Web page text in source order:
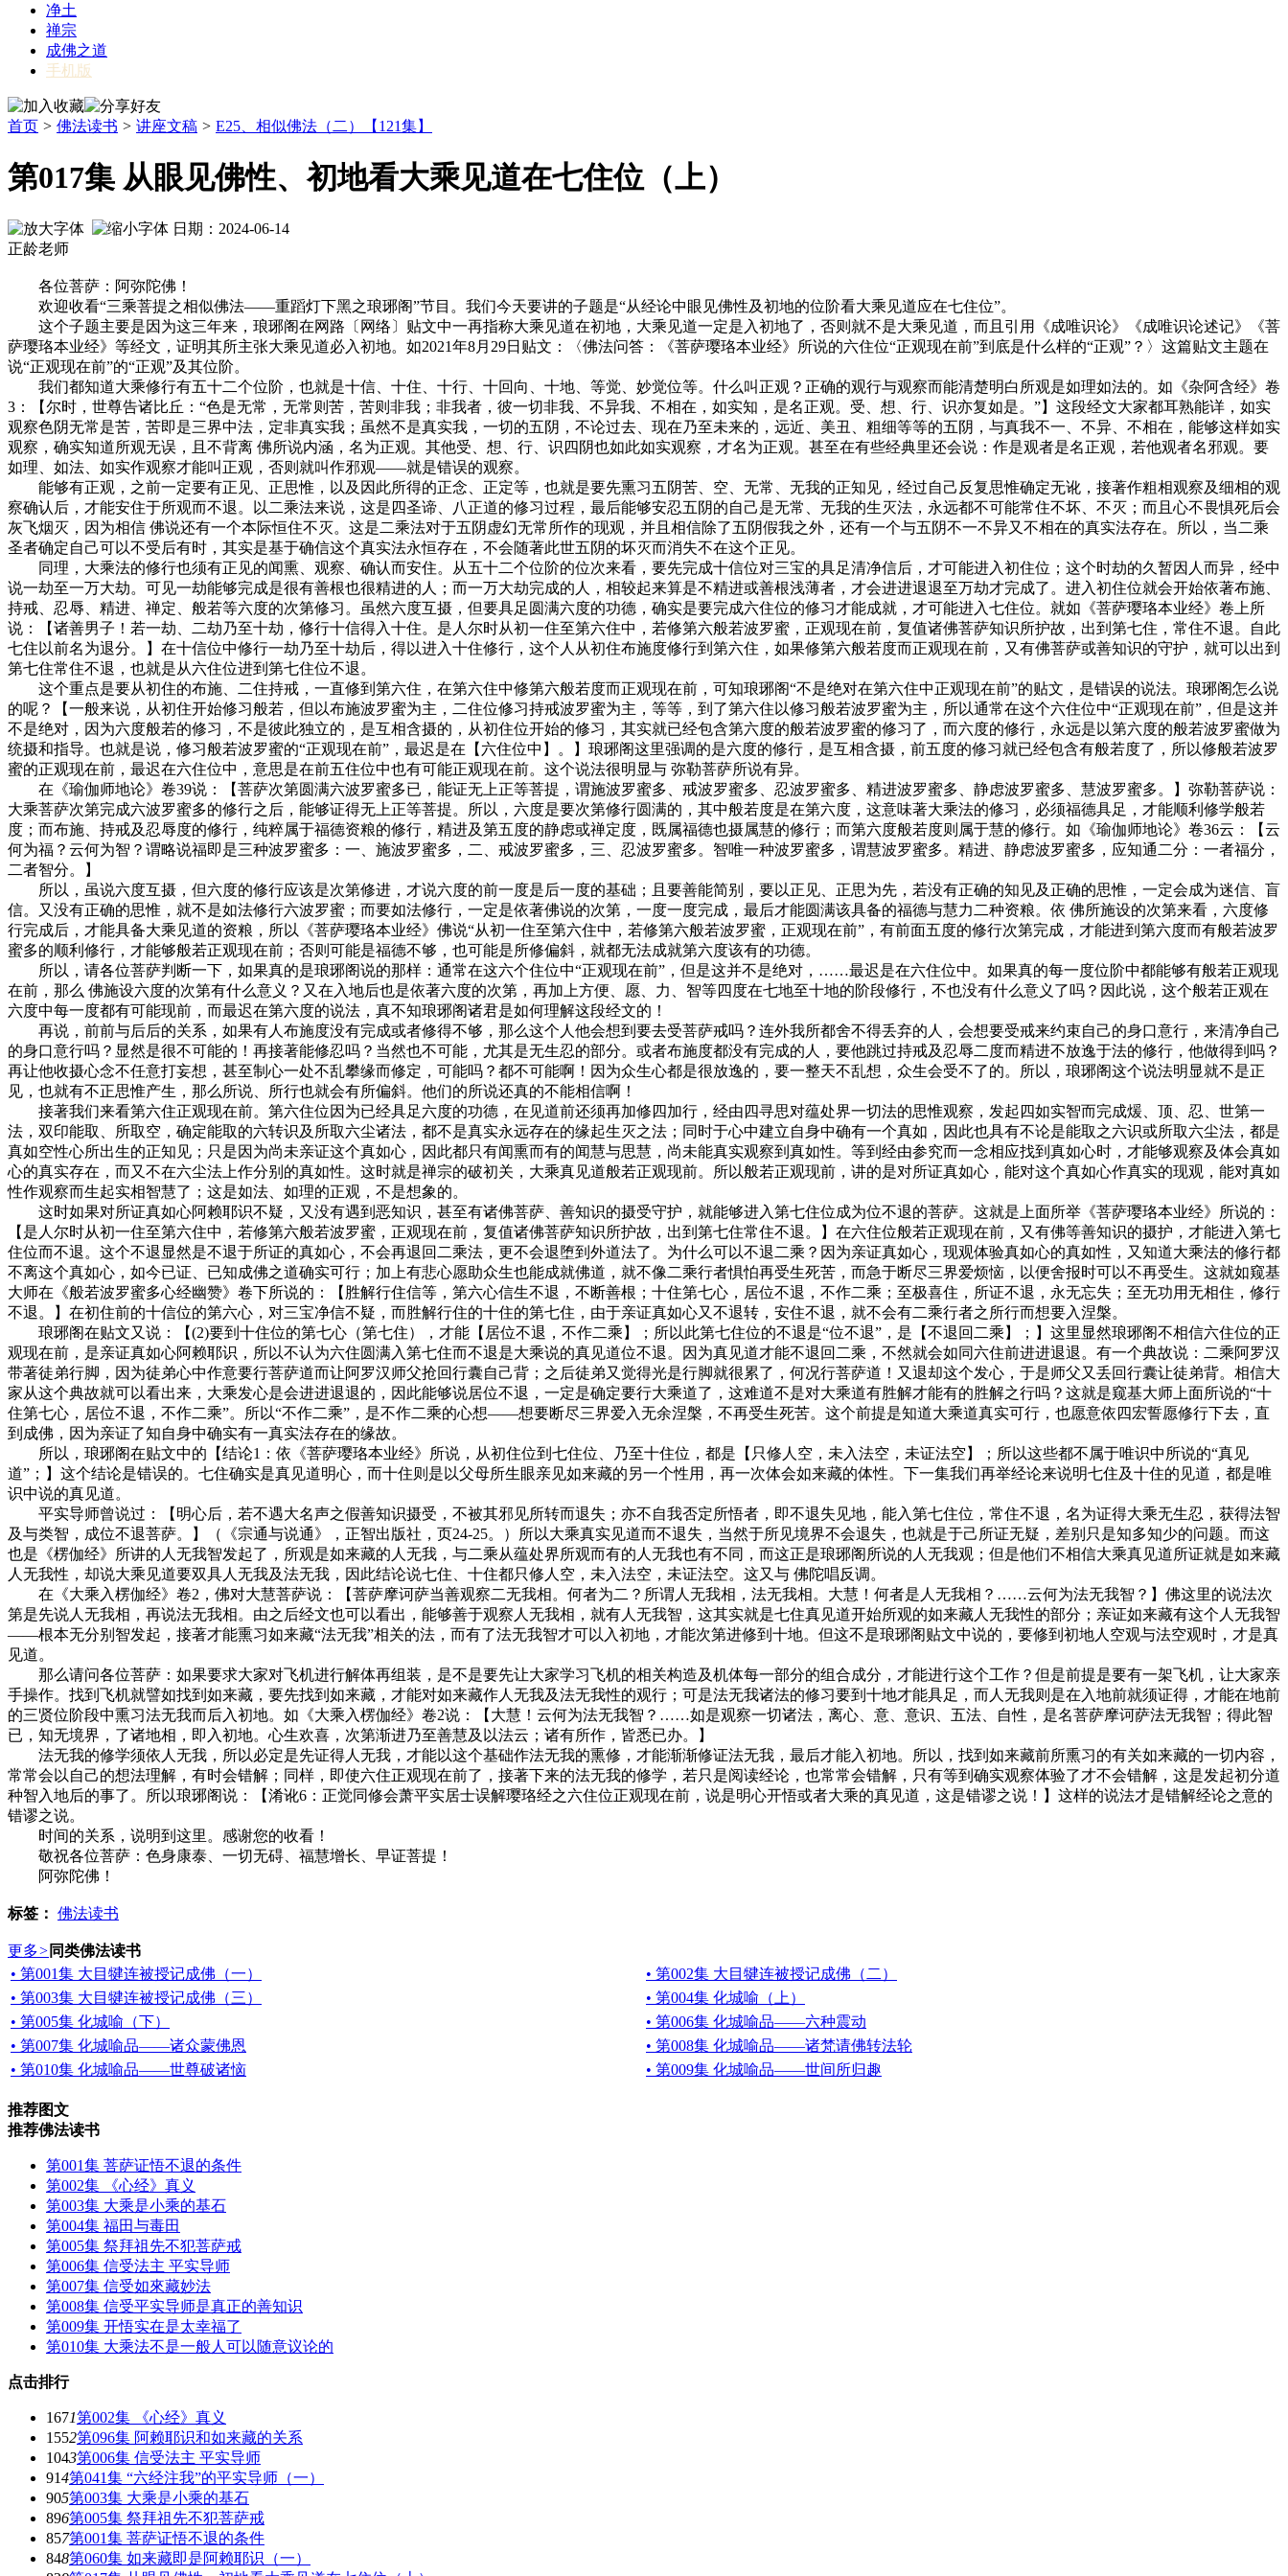
净土
禅宗
成佛之道
手机版
首页 > 佛法读书 > 讲座文稿 > E25、相似佛法（二）【121集】
第017集 从眼见佛性、初地看大乘见道在七住位（上）
日期：2024-06-14
正龄老师
各位菩萨：阿弥陀佛！
欢迎收看“三乘菩提之相似佛法——重蹈灯下黑之琅琊阁”节目。我们今天要讲的子题是“从经论中眼见佛性及初地的位阶看大乘见道应在七住位”。
这个子题主要是因为这三年来，琅琊阁在网路〔网络〕贴文中一再指称大乘见道在初地，大乘见道一定是入初地了，否则就不是大乘见道，而且引用《成唯识论》《成唯识论述记》《菩
萨璎珞本业经》等经文，证明其所主张大乘见道必入初地。如2021年8月29日贴文：〈佛法问答：《菩萨璎珞本业经》所说的六住位“正观现在前”到底是什么样的“正观”？〉这篇贴文主题在
说“正观现在前”的“正观”及其位阶。
我们都知道大乘修行有五十二个位阶，也就是十信、十住、十行、十回向、十地、等觉、妙觉位等。什么叫正观？正确的观行与观察而能清楚明白所观是如理如法的。如《杂阿含经》卷
3：【尔时，世尊告诸比丘：“色是无常，无常则苦，苦则非我；非我者，彼一切非我、不异我、不相在，如实知，是名正观。受、想、行、识亦复如是。”】这段经文大家都耳熟能详，如实
观察色阴无常是苦，苦即是三界中法，定非真实我；虽然不是真实我，一切的五阴，不论过去、现在乃至未来的，远近、美丑、粗细等等的五阴，与真我不一、不异、不相在，能够这样如实
观察，确实知道所观无误，且不背离 佛所说内涵，名为正观。其他受、想、行、识四阴也如此如实观察，才名为正观。甚至在有些经典里还会说：作是观者是名正观，若他观者名邪观。要
如理、如法、如实作观察才能叫正观，否则就叫作邪观——就是错误的观察。
能够有正观，之前一定要有正见、正思惟，以及因此所得的正念、正定等，也就是要先熏习五阴苦、空、无常、无我的正知见，经过自己反复思惟确定无讹，接著作粗相观察及细相的观
察确认后，才能安住于所观而不退。以二乘法来说，这是四圣谛、八正道的修习过程，最后能够安忍五阴的自己是无常、无我的生灭法，永远都不可能常住不坏、不灭；而且心不畏惧死后会
灰飞烟灭，因为相信 佛说还有一个本际恒住不灭。这是二乘法对于五阴虚幻无常所作的现观，并且相信除了五阴假我之外，还有一个与五阴不一不异又不相在的真实法存在。所以，当二乘
圣者确定自己可以不受后有时，其实是基于确信这个真实法永恒存在，不会随著此世五阴的坏灭而消失不在这个正见。
同理，大乘法的修行也须有正见的闻熏、观察、确认而安住。从五十二个位阶的位次来看，要先完成十信位对三宝的具足清净信后，才可能进入初住位；这个时劫的久暂因人而异，经中
说一劫至一万大劫。可见一劫能够完成是很有善根也很精进的人；而一万大劫完成的人，相较起来算是不精进或善根浅薄者，才会进进退退至万劫才完成了。进入初住位就会开始依著布施、
持戒、忍辱、精进、禅定、般若等六度的次第修习。虽然六度互摄，但要具足圆满六度的功德，确实是要完成六住位的修习才能成就，才可能进入七住位。就如《菩萨璎珞本业经》卷上所
说：【诸善男子！若一劫、二劫乃至十劫，修行十信得入十住。是人尔时从初一住至第六住中，若修第六般若波罗蜜，正观现在前，复值诸佛菩萨知识所护故，出到第七住，常住不退。自此
七住以前名为退分。】在十信位中修行一劫乃至十劫后，得以进入十住修行，这个人从初住布施度修行到第六住，如果修第六般若度而正观现在前，又有佛菩萨或善知识的守护，就可以出到
第七住常住不退，也就是从六住位进到第七住位不退。
这个重点是要从初住的布施、二住持戒，一直修到第六住，在第六住中修第六般若度而正观现在前，可知琅琊阁“不是绝对在第六住中正观现在前”的贴文，是错误的说法。琅琊阁怎么说
的呢？【一般来说，从初住开始修习般若，但以布施波罗蜜为主，二住位修习持戒波罗蜜为主，等等，到了第六住以修习般若波罗蜜为主，所以通常在这个六住位中“正观现在前”，但是这并
不是绝对，因为六度般若的修习，不是彼此独立的，是互相含摄的，从初住位开始的修习，其实就已经包含第六度的般若波罗蜜的修习了，而六度的修行，永远是以第六度的般若波罗蜜做为
统摄和指导。也就是说，修习般若波罗蜜的“正观现在前”，最迟是在【六住位中】。】琅琊阁这里强调的是六度的修行，是互相含摄，前五度的修习就已经包含有般若度了，所以修般若波罗
蜜的正观现在前，最迟在六住位中，意思是在前五住位中也有可能正观现在前。这个说法很明显与 弥勒菩萨所说有异。
在《瑜伽师地论》卷39说：【菩萨次第圆满六波罗蜜多已，能证无上正等菩提，谓施波罗蜜多、戒波罗蜜多、忍波罗蜜多、精进波罗蜜多、静虑波罗蜜多、慧波罗蜜多。】弥勒菩萨说：
大乘菩萨次第完成六波罗蜜多的修行之后，能够证得无上正等菩提。所以，六度是要次第修行圆满的，其中般若度是在第六度，这意味著大乘法的修习，必须福德具足，才能顺利修学般若
度；而布施、持戒及忍辱度的修行，纯粹属于福德资粮的修行，精进及第五度的静虑或禅定度，既属福德也摄属慧的修行；而第六度般若度则属于慧的修行。如《瑜伽师地论》卷36云：【云
何为福？云何为智？谓略说福即是三种波罗蜜多：一、施波罗蜜多，二、戒波罗蜜多，三、忍波罗蜜多。智唯一种波罗蜜多，谓慧波罗蜜多。精进、静虑波罗蜜多，应知通二分：一者福分，
二者智分。】
所以，虽说六度互摄，但六度的修行应该是次第修进，才说六度的前一度是后一度的基础；且要善能简别，要以正见、正思为先，若没有正确的知见及正确的思惟，一定会成为迷信、盲
信。又没有正确的思惟，就不是如法修行六波罗蜜；而要如法修行，一定是依著佛说的次第，一度一度完成，最后才能圆满该具备的福德与慧力二种资粮。依 佛所施设的次第来看，六度修
行完成后，才能具备大乘见道的资粮，所以《菩萨璎珞本业经》佛说“从初一住至第六住中，若修第六般若波罗蜜，正观现在前”，有前面五度的修行次第完成，才能进到第六度而有般若波罗
蜜多的顺利修行，才能够般若正观现在前；否则可能是福德不够，也可能是所修偏斜，就都无法成就第六度该有的功德。
所以，请各位菩萨判断一下，如果真的是琅琊阁说的那样：通常在这六个住位中“正观现在前”，但是这并不是绝对，……最迟是在六住位中。如果真的每一度位阶中都能够有般若正观现
在前，那么 佛施设六度的次第有什么意义？又在入地后也是依著六度的次第，再加上方便、愿、力、智等四度在七地至十地的阶段修行，不也没有什么意义了吗？因此说，这个般若正观在
六度中每一度都有可能现前，而最迟在第六度的说法，真不知琅琊阁诸君是如何理解这段经文的！
再说，前前与后后的关系，如果有人布施度没有完成或者修得不够，那么这个人他会想到要去受菩萨戒吗？连外我所都舍不得丢弃的人，会想要受戒来约束自己的身口意行，来清净自己
的身口意行吗？显然是很不可能的！再接著能修忍吗？当然也不可能，尤其是无生忍的部分。或者布施度都没有完成的人，要他跳过持戒及忍辱二度而精进不放逸于法的修行，他做得到吗？
再让他收摄心念不任意打妄想，甚至制心一处不乱攀缘而修定，可能吗？都不可能啊！因为众生心都是很放逸的，要一整天不乱想，众生会受不了的。所以，琅琊阁这个说法明显就不是正
见，也就有不正思惟产生，那么所说、所行也就会有所偏斜。他们的所说还真的不能相信啊！
接著我们来看第六住正观现在前。第六住位因为已经具足六度的功德，在见道前还须再加修四加行，经由四寻思对蕴处界一切法的思惟观察，发起四如实智而完成煖、顶、忍、世第一
法，双印能取、所取空，确定能取的六转识及所取六尘诸法，都不是真实永远存在的缘起生灭之法；同时于心中建立自身中确有一个真如，因此也具有不论是能取之六识或所取六尘法，都是
真如空性心所出生的正知见；只是因为尚未亲证这个真如心，因此都只有闻熏而有的闻慧与思慧，尚未能真实观察到真如性。等到经由参究而一念相应找到真如心时，才能够观察及体会真如
心的真实存在，而又不在六尘法上作分别的真如性。这时就是禅宗的破初关，大乘真见道般若正观现前。所以般若正观现前，讲的是对所证真如心，能对这个真如心作真实的现观，能对真如
性作观察而生起实相智慧了；这是如法、如理的正观，不是想象的。
这时如果对所证真如心阿赖耶识不疑，又没有遇到恶知识，甚至有诸佛菩萨、善知识的摄受守护，就能够进入第七住位成为位不退的菩萨。这就是上面所举《菩萨璎珞本业经》所说的：
【是人尔时从初一住至第六住中，若修第六般若波罗蜜，正观现在前，复值诸佛菩萨知识所护故，出到第七住常住不退。】在六住位般若正观现在前，又有佛等善知识的摄护，才能进入第七
住位而不退。这个不退显然是不退于所证的真如心，不会再退回二乘法，更不会退堕到外道法了。为什么可以不退二乘？因为亲证真如心，现观体验真如心的真如性，又知道大乘法的修行都
不离这个真如心，如今已证、已知成佛之道确实可行；加上有悲心愿助众生也能成就佛道，就不像二乘行者惧怕再受生死苦，而急于断尽三界爱烦恼，以便舍报时可以不再受生。这就如窥基
大师在《般若波罗蜜多心经幽赞》卷下所说的：【胜解行住信等，第六心信生不退，不断善根；十住第七心，居位不退，不作二乘；至极喜住，所证不退，永无忘失；至无功用无相住，修行
不退。】在初住前的十信位的第六心，对三宝净信不疑，而胜解行住的十住的第七住，由于亲证真如心又不退转，安住不退，就不会有二乘行者之所行而想要入涅槃。
琅琊阁在贴文又说：【(2)要到十住位的第七心（第七住），才能【居位不退，不作二乘】；所以此第七住位的不退是“位不退”，是【不退回二乘】；】这里显然琅琊阁不相信六住位的正
观现在前，是亲证真如心阿赖耶识，所以不认为六住圆满入第七住而不退是大乘说的真见道位不退。因为真见道才能不退回二乘，不然就会如同六住前进进退退。有一个典故说：二乘阿罗汉
带著徒弟行脚，因为徒弟心中作意要行菩萨道而让阿罗汉师父抢回行囊自己背；之后徒弟又觉得光是行脚就很累了，何况行菩萨道！又退却这个发心，于是师父又丢回行囊让徒弟背。相信大
家从这个典故就可以看出来，大乘发心是会进进退退的，因此能够说居位不退，一定是确定要行大乘道了，这难道不是对大乘道有胜解才能有的胜解之行吗？这就是窥基大师上面所说的“十
住第七心，居位不退，不作二乘”。所以“不作二乘”，是不作二乘的心想——想要断尽三界爱入无余涅槃，不再受生死苦。这个前提是知道大乘道真实可行，也愿意依四宏誓愿修行下去，直
到成佛，因为亲证了知自身中确实有一真实法存在的缘故。
所以，琅琊阁在贴文中的【结论1：依《菩萨璎珞本业经》所说，从初住位到七住位、乃至十住位，都是【只修人空，未入法空，未证法空】；所以这些都不属于唯识中所说的“真见
道”；】这个结论是错误的。七住确实是真见道明心，而十住则是以父母所生眼亲见如来藏的另一个性用，再一次体会如来藏的体性。下一集我们再举经论来说明七住及十住的见道，都是唯
识中说的真见道。
平实导师曾说过：【明心后，若不遇大名声之假善知识摄受，不被其邪见所转而退失；亦不自我否定所悟者，即不退失见地，能入第七住位，常住不退，名为证得大乘无生忍，获得法智
及与类智，成位不退菩萨。】（《宗通与说通》，正智出版社，页24-25。）所以大乘真实见道而不退失，当然于所见境界不会退失，也就是于己所证无疑，差别只是知多知少的问题。而这
也是《楞伽经》所讲的人无我智发起了，所观是如来藏的人无我，与二乘从蕴处界所观而有的人无我也有不同，而这正是琅琊阁所说的人无我观；但是他们不相信大乘真见道所证就是如来藏
人无我性，却说大乘见道要双具人无我及法无我，因此结论说七住、十住都只修人空，未入法空，未证法空。这又与 佛陀唱反调。
在《大乘入楞伽经》卷2，佛对大慧菩萨说：【菩萨摩诃萨当善观察二无我相。何者为二？所谓人无我相，法无我相。大慧！何者是人无我相？……云何为法无我智？】佛这里的说法次
第是先说人无我相，再说法无我相。由之后经文也可以看出，能够善于观察人无我相，就有人无我智，这其实就是七住真见道开始所观的如来藏人无我性的部分；亲证如来藏有这个人无我智
——根本无分别智发起，接著才能熏习如来藏“法无我”相关的法，而有了法无我智才可以入初地，才能次第进修到十地。但这不是琅琊阁贴文中说的，要修到初地人空观与法空观时，才是真
见道。
那么请问各位菩萨：如果要求大家对飞机进行解体再组装，是不是要先让大家学习飞机的相关构造及机体每一部分的组合成分，才能进行这个工作？但是前提是要有一架飞机，让大家亲
手操作。找到飞机就譬如找到如来藏，要先找到如来藏，才能对如来藏作人无我及法无我性的观行；可是法无我诸法的修习要到十地才能具足，而人无我则是在入地前就须证得，才能在地前
的三贤位阶段中熏习法无我而后入初地。如《大乘入楞伽经》卷2说：【大慧！云何为法无我智？……如是观察一切诸法，离心、意、意识、五法、自性，是名菩萨摩诃萨法无我智；得此智
已，知无境界，了诸地相，即入初地。心生欢喜，次第渐进乃至善慧及以法云；诸有所作，皆悉已办。】
法无我的修学须依人无我，所以必定是先证得人无我，才能以这个基础作法无我的熏修，才能渐渐修证法无我，最后才能入初地。所以，找到如来藏前所熏习的有关如来藏的一切内容，
常常会以自己的想法理解，有时会错解；同样，即使六住正观现在前了，接著下来的法无我的修学，若只是阅读经论，也常常会错解，只有等到确实观察体验了才不会错解，这是发起初分道
种智入地后的事了。所以琅琊阁说：【淆讹6：正觉同修会萧平实居士误解璎珞经之六住位正观现在前，说是明心开悟或者大乘的真见道，这是错谬之说！】这样的说法才是错解经论之意的
错谬之说。
时间的关系，说明到这里。感谢您的收看！
敬祝各位菩萨：色身康泰、一切无碍、福慧增长、早证菩提！
阿弥陀佛！
标签： 佛法读书
更多> 同类佛法读书
• 第001集 大目犍连被授记成佛（一）
• 第002集 大目犍连被授记成佛（二）
• 第003集 大目犍连被授记成佛（三）
• 第004集 化城喻（上）
• 第005集 化城喻（下）
• 第006集 化城喻品——六种震动
• 第007集 化城喻品——诸众蒙佛恩
• 第008集 化城喻品——诸梵请佛转法轮
• 第010集 化城喻品——世尊破诸恼
• 第009集 化城喻品——世间所归趣
推荐图文
推荐佛法读书
第001集 菩萨证悟不退的条件
第002集 《心经》真义
第003集 大乘是小乘的基石
第004集 福田与毒田
第005集 祭拜祖先不犯菩萨戒
第006集 信受法主 平实导师
第007集 信受如來藏妙法
第008集 信受平实导师是真正的善知识
第009集 开悟实在是太幸福了
第010集 大乘法不是一般人可以随意议论的
点击排行
1671第002集 《心经》真义
1552第096集 阿赖耶识和如来藏的关系
1043第006集 信受法主 平实导师
914第041集 “六经注我”的平实导师（一）
905第003集 大乘是小乘的基石
896第005集 祭拜祖先不犯菩萨戒
857第001集 菩萨证悟不退的条件
848第060集 如来藏即是阿赖耶识（一）